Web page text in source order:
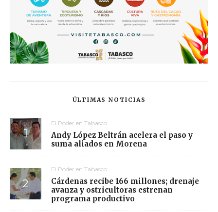
ÚLTIMAS NOTICIAS
El Poder en Tabasco
Andy López Beltrán acelera el paso y
suma aliados en Morena
El Poder en Tabasco
Cárdenas recibe 166 millones; drenaje
avanza y ostricultoras estrenan
programa productivo